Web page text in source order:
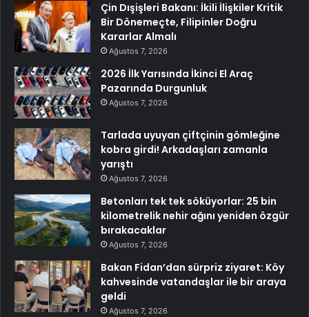
Çin Dışişleri Bakanı: İkili İlişkiler Kritik
Bir Dönemeçte, Filipinler Doğru
Kararlar Almalı
Ağustos 7, 2026
2026 İlk Yarısında İkinci El Araç
Pazarında Durgunluk
Ağustos 7, 2026
Tarlada uyuyan çiftçinin gömleğine
kobra girdi! Arkadaşları zamanla
yarıştı
Ağustos 7, 2026
Betonları tek tek söküyorlar: 25 bin
kilometrelik nehir ağını yeniden özgür
bırakacaklar
Ağustos 7, 2026
Bakan Fidan’dan sürpriz ziyaret: Köy
kahvesinde vatandaşlar ile bir araya
geldi
Ağustos 7, 2026